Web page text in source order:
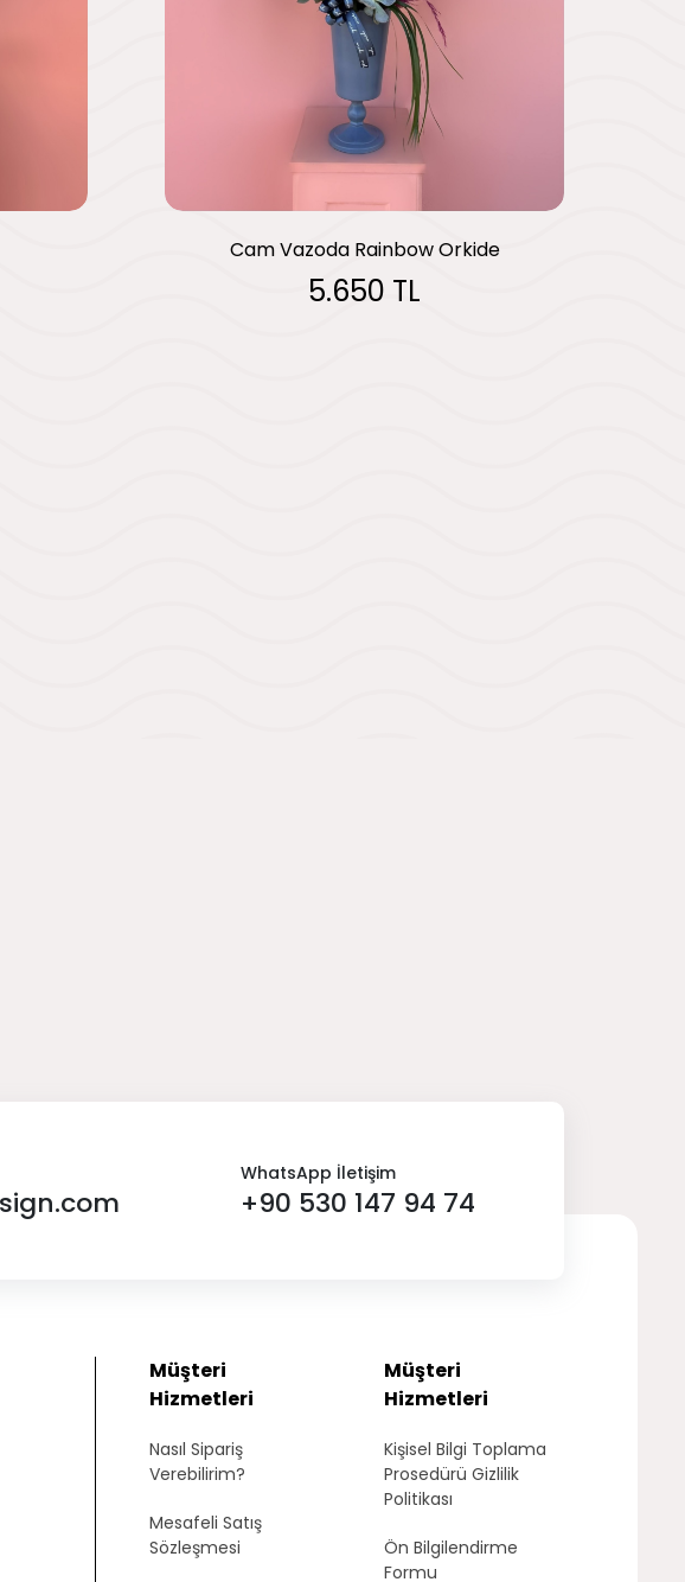
Cam Vazoda Rainbow Orkide
5.650 TL
WhatsApp İletişim
+90 530 147 94 74
Müşteri
Hizmetleri
Nasıl Sipariş
Verebilirim?
Mesafeli Satış
Sözleşmesi
Müşteri
Hizmetleri
Kişisel Bilgi Toplama
Prosedürü Gizlilik
Politikası
Ön Bilgilendirme
Formu